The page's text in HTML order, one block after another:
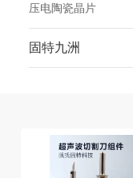
压电陶瓷晶片
固特九洲